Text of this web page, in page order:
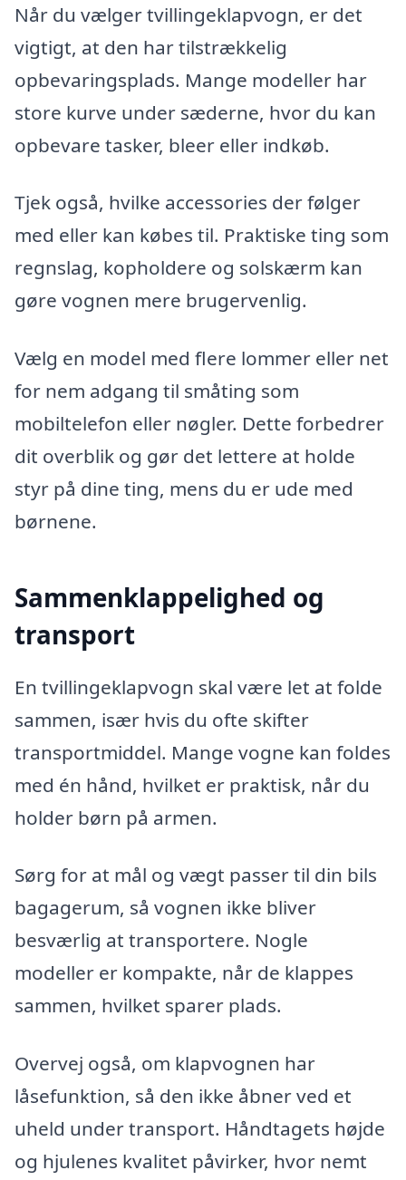
Når du vælger tvillingeklapvogn, er det
vigtigt, at den har tilstrækkelig
opbevaringsplads. Mange modeller har
store kurve under sæderne, hvor du kan
opbevare tasker, bleer eller indkøb.
Tjek også, hvilke accessories der følger
med eller kan købes til. Praktiske ting som
regnslag, kopholdere og solskærm kan
gøre vognen mere brugervenlig.
Vælg en model med flere lommer eller net
for nem adgang til småting som
mobiltelefon eller nøgler. Dette forbedrer
dit overblik og gør det lettere at holde
styr på dine ting, mens du er ude med
børnene.
Sammenklappelighed og
transport
En tvillingeklapvogn skal være let at folde
sammen, især hvis du ofte skifter
transportmiddel. Mange vogne kan foldes
med én hånd, hvilket er praktisk, når du
holder børn på armen.
Sørg for at mål og vægt passer til din bils
bagagerum, så vognen ikke bliver
besværlig at transportere. Nogle
modeller er kompakte, når de klappes
sammen, hvilket sparer plads.
Overvej også, om klapvognen har
låsefunktion, så den ikke åbner ved et
uheld under transport. Håndtagets højde
og hjulenes kvalitet påvirker, hvor nemt